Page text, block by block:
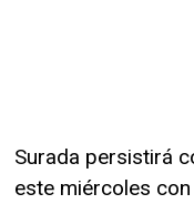
Surada persistirá
este miércoles